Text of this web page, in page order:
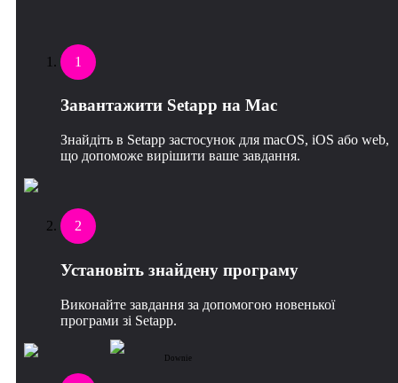
1
Завантажити Setapp на Mac
Знайдіть в Setapp застосунок для macOS, iOS або web,
що допоможе вирішити ваше завдання.
2
Установіть знайдену програму
Виконайте завдання за допомогою новенької
програми зі Setapp.
Downie